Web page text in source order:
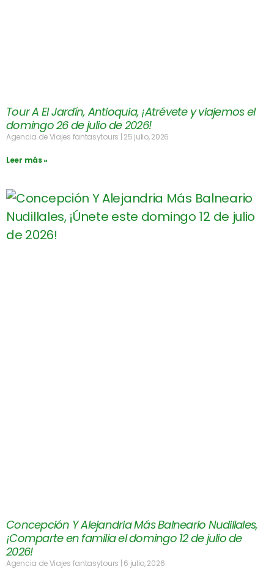
Tour A El Jardín, Antioquia, ¡Atrévete y viajemos el
domingo 26 de julio de 2026!
Agencia de Viajes fantasytours 25 julio, 2026
Leer más »
Concepción Y Alejandria Más Balneario Nudillales,
¡Comparte en familia el domingo 12 de julio de
2026!
Agencia de Viajes fantasytours 6 julio, 2026